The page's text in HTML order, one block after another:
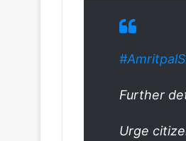
Further
Urge